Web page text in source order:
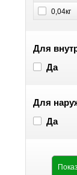
0,04кг
Для
Да
Для
Да